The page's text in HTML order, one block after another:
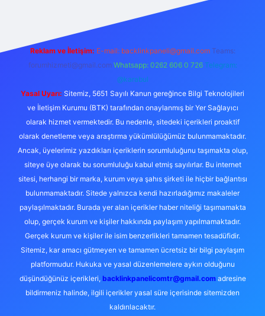
Reklam ve İletişim: E-mail: backlinkpaneli@gmail.com Teams:
forumhizmeti@gmail.com Whatsapp: 0262 606 0 726 Telegram:
@karabul
Yasal Uyarı: Sitemiz, 5651 Sayılı Kanun gereğince Bilgi Teknolojileri
ve İletişim Kurumu (BTK) tarafından onaylanmış bir Yer Sağlayıcı
olarak hizmet vermektedir. Bu nedenle, sitedeki içerikleri proaktif
olarak denetleme veya araştırma yükümlülüğümüz bulunmamaktadır.
Ancak, üyelerimiz yazdıkları içeriklerin sorumluluğunu taşımakta olup,
siteye üye olarak bu sorumluluğu kabul etmiş sayılırlar. Bu internet
sitesi, herhangi bir marka, kurum veya şahıs şirketi ile hiçbir bağlantısı
bulunmamaktadır. Sitede yalnızca kendi hazırladığımız makaleler
paylaşılmaktadır. Burada yer alan içerikler haber niteliği taşımamakta
olup, gerçek kurum ve kişiler hakkında paylaşım yapılmamaktadır.
Gerçek kurum ve kişiler ile isim benzerlikleri tamamen tesadüfidir.
Sitemiz, kar amacı gütmeyen ve tamamen ücretsiz bir bilgi paylaşım
platformudur. Hukuka ve yasal düzenlemelere aykırı olduğunu
düşündüğünüz içerikleri, backlinkpanelicomtr@gmail.comadresine
bildirmeniz halinde, ilgili içerikler yasal süre içerisinde sitemizden
kaldırılacaktır.